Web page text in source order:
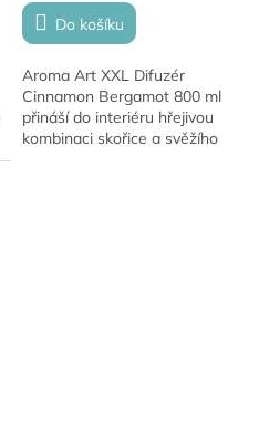
Do košíku
Aroma Art XXL Difuzér
Cinnamon Bergamot 800 ml
přináší do interiéru hřejivou
kombinaci skořice a svěžího